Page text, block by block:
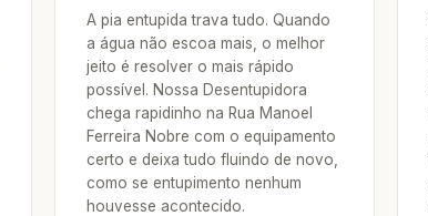
A pia entupida trava tudo. Quando
a água não escoa mais, o melhor
jeito é resolver o mais rápido
possível. Nossa Desentupidora
chega rapidinho na Rua Manoel
Ferreira Nobre com o equipamento
certo e deixa tudo fluindo de novo,
como se entupimento nenhum
houvesse acontecido.